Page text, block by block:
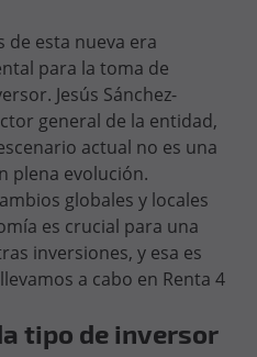
de esta nueva era
para la toma de
Jesús Sánchez-
general de la entidad,
actual no es una
plena evolución.
globales y locales
es crucial para una
inversiones, y esa es
a cabo en Renta 4
tipo de inversor